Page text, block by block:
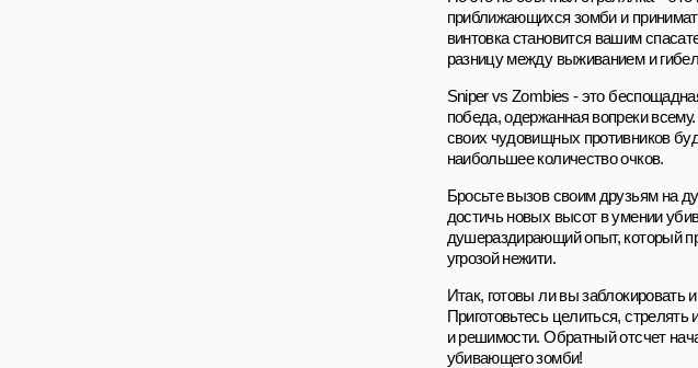
приближающихся зомби и
винтовка становится вашим
разницу между выживанием и
Sniper vs Zombies - это
победа, одержанная вопреки
своих чудовищных противников
наибольшее количество очков.
Бросьте вызов своим друзьям на
достичь новых высот в умении
душераздирающий опыт, который
угрозой нежити.
Итак, готовы ли вы заблокировать
Приготовьтесь целиться,
и решимости. Обратный отсчет
убивающего зомби!